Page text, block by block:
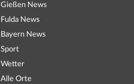
Gießen News
Fulda News
Bayern News
Sport
Wetter
Alle Orte